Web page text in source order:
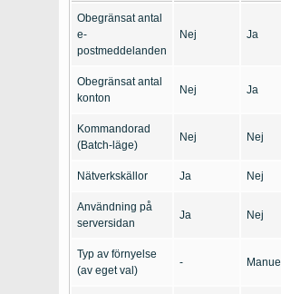
Obegränsat antal
e-
postmeddelanden
Nej Ja
Obegränsat antal
konton
Nej Ja
Kommandorad
(Batch-läge)
Nej Nej
Nätverkskällor Ja Nej
Användning på
serversidan
Ja Nej
Typ av förnyelse
(av eget val)
- Manuell